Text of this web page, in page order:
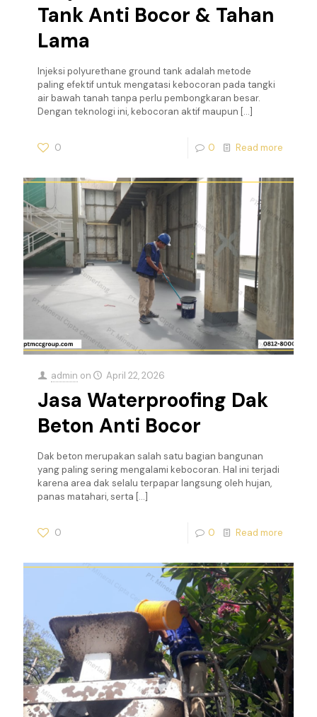
Tank Anti Bocor & Tahan
Lama
Injeksi polyurethane ground tank adalah metode
paling efektif untuk mengatasi kebocoran pada tangki
air bawah tanah tanpa perlu pembongkaran besar.
Dengan teknologi ini, kebocoran aktif maupun […]
0 0 Read more
admin on April 22, 2026
Jasa Waterproofing Dak
Beton Anti Bocor
Dak beton merupakan salah satu bagian bangunan
yang paling sering mengalami kebocoran. Hal ini terjadi
karena area dak selalu terpapar langsung oleh hujan,
panas matahari, serta […]
0 0 Read more